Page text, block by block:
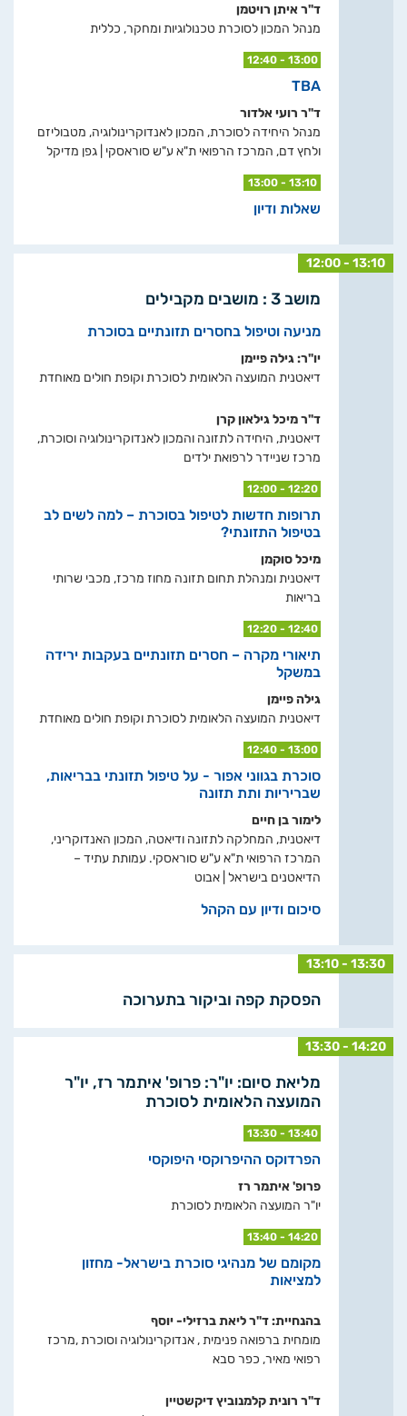
ד"ר איתן רויטמן
מנהל המכון לסוכרת טכנולוגיות ומחקר, כללית
12:40 - 13:00
TBA
ד"ר רועי אלדור
מנהל היחידה לסוכרת, המכון לאנדוקרינולוגיה, מטבוליזם
ולחץ דם, המרכז הרפואי ת"א ע"ש סוראסקי | גפן מדיקל
13:00 - 13:10
שאלות ודיון
12:00 - 13:10
מושב 3 : מושבים מקבילים
מניעה וטיפול בחסרים תזונתיים בסוכרת
יו"ר: גילה פיימן
דיאטנית המועצה הלאומית לסוכרת וקופת חולים מאוחדת
ד"ר מיכל גילאון קרן
דיאטנית, היחידה לתזונה והמכון לאנדוקרינולוגיה וסוכרת,
מרכז שניידר לרפואת ילדים
12:00 - 12:20
תרופות חדשות לטיפול בסוכרת – למה לשים לב
בטיפול התזונתי?
מיכל סוקמן
דיאטנית ומנהלת תחום תזונה מחוז מרכז, מכבי שרותי
בריאות
12:20 - 12:40
תיאורי מקרה – חסרים תזונתיים בעקבות ירידה
במשקל
גילה פיימן
דיאטנית המועצה הלאומית לסוכרת וקופת חולים מאוחדת
12:40 - 13:00
סוכרת בגווני אפור - על טיפול תזונתי בבריאות,
שבריריות ותת תזונה
לימור בן חיים
דיאטנית, המחלקה לתזונה ודיאטה, המכון האנדוקריני,
המרכז הרפואי ת"א ע"ש סוראסקי. עמותת עתיד –
הדיאטנים בישראל | אבוט
סיכום ודיון עם הקהל
13:10 - 13:30
הפסקת קפה וביקור בתערוכה
13:30 - 14:20
מליאת סיום: יו"ר: פרופ' איתמר רז, יו"ר
המועצה הלאומית לסוכרת
13:30 - 13:40
הפרדוקס ההיפרוקסי היפוקסי
פרופ' איתמר רז
יו"ר המועצה הלאומית לסוכרת
13:40 - 14:20
מקומם של מנהיגי סוכרת בישראל- מחזון
למציאות
בהנחיית: ד"ר ליאת ברזילי- יוסף
מומחית ברפואה פנימית , אנדוקרינולוגיה וסוכרת ,מרכז
רפואי מאיר, כפר סבא
ד"ר רונית קלמנוביץ דיקשטיין